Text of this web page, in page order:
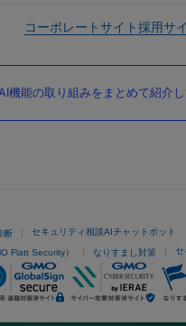
コーポレートサイト採用サ
能の取り組みをまとめて紹介し
断 セキュリティ相談AIチャットボット
Flatt Security） なりすまし対策 セ